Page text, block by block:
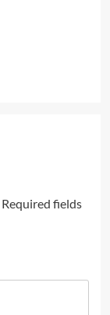
Required fields